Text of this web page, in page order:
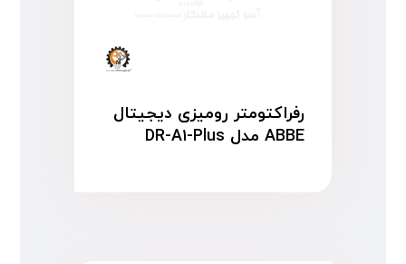
رفراکتومتر رومیزی دیجیتال
ABBE مدل DR-A۱-Plus